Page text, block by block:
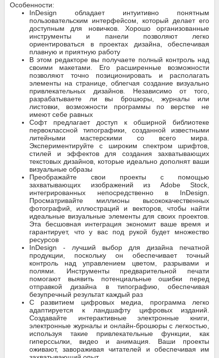
Особенности:
InDesign обладает интуитивно понятным
пользовательским интерфейсом, который делает его
доступным для новичков. Хорошо организованные
инструменты и панели позволяют легко
ориентироваться в проектах дизайна, обеспечивая
плавную и приятную работу
В этом редакторе вы получаете полный контроль над
своими макетами. Его расширенные возможности
позволяют точно позиционировать и располагать
элементы на странице, облегчая создание визуально
привлекательных дизайнов. Независимо от того,
разрабатываете ли вы брошюры, журналы или
листовки, возможности программы по верстке не
имеют себе равных
Софт предлагает доступ к обширной библиотеке
первоклассной типографики, созданной известными
литейными мастерскими со всего мира.
Экспериментируйте с широким спектром шрифтов,
стилей и эффектов для создания захватывающих
текстовых дизайнов, которые идеально дополнят ваши
визуальные образы
Преображайте свои проекты с помощью
захватывающих изображений из Adobe Stock,
интегрированных непосредственно в InDesign.
Просматривайте миллионы высококачественных
фотографий, иллюстраций и векторов, чтобы найти
идеальные визуальные элементы для своих проектов.
Эта бесшовная интеграция экономит ваше время и
гарантирует, что у вас под рукой будет множество
ресурсов
InDesign - лучший выбор для дизайна печатной
продукции, поскольку он обеспечивает точный
контроль над управлением цветом, разрывами и
полями. Инструменты предварительной печати
помогают выявить потенциальные ошибки перед
отправкой дизайна в типографию, обеспечивая
безупречный результат каждый раз
С развитием цифровых медиа, программа легко
адаптируется к ландшафту цифровых изданий.
Создавайте интерактивные электронные книги,
электронные журналы и онлайн-брошюры с легкостью,
используя такие привлекательные функции, как
гиперссылки, видео и анимация. Ваши проекты
оживают, завораживая читателей и обеспечивая им